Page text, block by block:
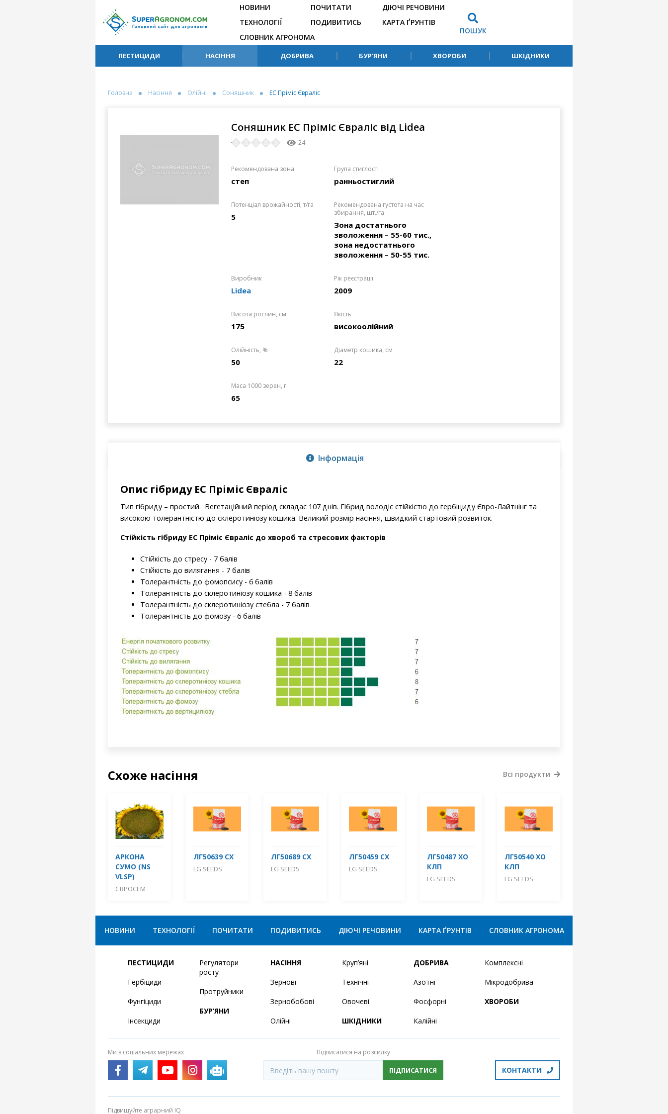
НОВИНИ
ТЕХНОЛОГІЇ
ПОЧИТАТИ
ПОДИВИТИСЬ
ДІЮЧІ РЕЧОВИНИ
КАРТА ҐРУНТІВ
СЛОВНИК АГРОНОМА
ПОШУК
ПЕСТИЦИДИ НАСІННЯ ДОБРИВА БУР’ЯНИ ХВОРОБИ ШКІДНИКИ
Головна Насіння Олійні Соняшник ЕС Пріміс Євраліс
Соняшник ЕС Пріміс Євраліс від Lidea
24
Рекомендована зона
степ
Група стиглості
ранньостиглий
Потенціал врожайності, т/га
5
Рекомендована густота на час
збирання, шт./га
Зона достатнього
зволоження – 55-60 тис.,
зона недостатнього
зволоження – 50-55 тис.
Виробник
Lidea
Рік реєстрації
2009
Висота рослин, см
175
Якість
високоолійний
Олійність, %
50
Діаметр кошика, см
22
Маса 1000 зерен, г
65
Інформація
Опис гібриду ЕС Пріміс Євраліс
Тип гібриду – простий. Вегетаційний період складає 107 днів. Гібрид володіє стійкістю до гербіциду Євро-Лайтнінг та
високою толерантністю до склеротиніозу кошика. Великий розмір насіння, швидкий стартовий розвиток.
Стійкість гібриду ЕС Пріміс Євраліс до хвороб та стресових факторів
Стійкість до стресу - 7 балів
Стійкість до вилягання - 7 балів
Толерантність до фомопсису - 6 балів
Толерантність до склеротиніозу кошика - 8 балів
Толерантність до склеротиніозу стебла - 7 балів
Толерантність до фомозу - 6 балів
Схоже насіння
АРКОНА
СУМО (NS
VLSP)
ЄВРОСЕМ
ЛГ50639 СХ
LG SEEDS
ЛГ50689 СХ
LG SEEDS
ЛГ50459 СХ
LG SEEDS
ЛГ50487 ХО
КЛП
LG SEEDS
ЛГ50540 ХО
КЛП
LG SEEDS
Всі продукти
НОВИНИ ТЕХНОЛОГІЇ ПОЧИТАТИ ПОДИВИТИСЬ ДІЮЧІ РЕЧОВИНИ КАРТА ҐРУНТІВ СЛОВНИК АГРОНОМА
ПЕСТИЦИДИ
Гербіциди
Фунгіциди
Інсекциди
Регулятори
росту
Протруйники
БУР’ЯНИ
НАСІННЯ
Зернові
Зернобобові
Олійні
Круп’яні
Технічні
Овочеві
ШКІДНИКИ
ДОБРИВА
Азотні
Фосфорні
Калійні
Комплексні
Мікродобрива
ХВОРОБИ
Ми в соціальних мережах Підписатися на розсилку
ПІДПИСАТИСЯ КОНТАКТИ
Підвищуйте аграрний IQ